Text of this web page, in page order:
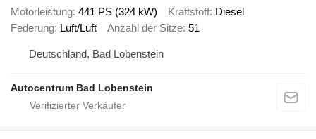
Motorleistung 441 PS (324 kW) Kraftstoff Diesel
Federung Luft/Luft Anzahl der Sitze 51
Deutschland, Bad Lobenstein
Autocentrum Bad Lobenstein